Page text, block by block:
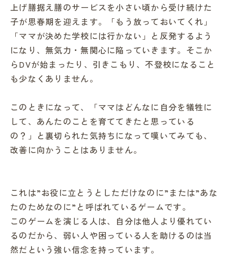
上げ膳据え膳のサービスを小さい頃から受け続けた
子が思春期を迎えます。「もう放っておいてくれ」
「ママが決めた学校には行かない」と反発するよう
になり、無気力・無関心に陥っていきます。そこか
らDVが始まったり、引きこもり、不登校になること
も少なくありません。
このときになって、「ママはどんなに自分を犠牲に
して、あんたのことを育ててきたと思っている
の？」と裏切られた気持ちになって嘆いてみても、
改善に向かうことはありません。
これは”お役に立とうとしただけなのに”または”あな
たのためなのに”と呼ばれているゲームです。
このゲームを演じる人は、自分は他人より優れてい
るのだから、弱い人や困っている人を助けるのは当
然だという強い信念を持っています。